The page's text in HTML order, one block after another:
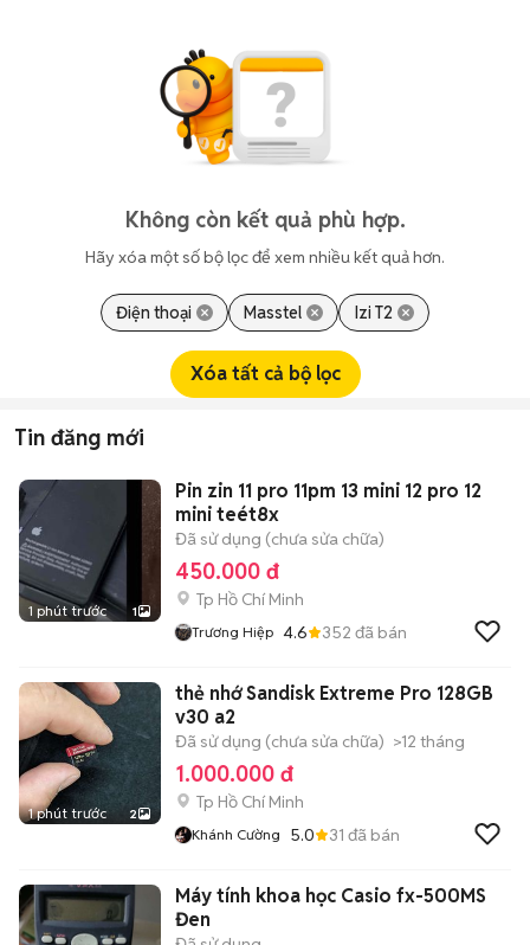
Không còn kết quả phù hợp.
Hãy xóa một số bộ lọc để xem nhiều kết quả hơn.
Điện thoại Masstel Izi T2
Xóa tất cả bộ lọc
Tin đăng mới
1 phút trước 1
Pin zin 11 pro 11pm 13 mini 12 pro 12
mini teét8x
Đã sử dụng (chưa sửa chữa)
450.000 đ
Tp Hồ Chí Minh
Trương Hiệp 4.6 352 đã bán
1 phút trước 2
thẻ nhớ Sandisk Extreme Pro 128GB
v30 a2
Đã sử dụng (chưa sửa chữa) >12 tháng
1.000.000 đ
Tp Hồ Chí Minh
Khánh Cường 5.0 31 đã bán
Máy tính khoa học Casio fx-500MS
Đen